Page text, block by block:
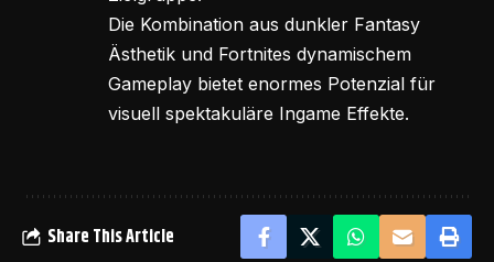
Die Kombination aus dunkler Fantasy
Ästhetik und Fortnites dynamischem
Gameplay bietet enormes Potenzial für
visuell spektakuläre Ingame Effekte.
Share This Article